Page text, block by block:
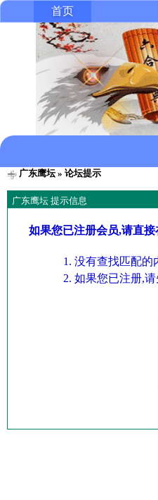
首页
广东鹰坛» 论坛提示
广东鹰坛 提示信息
如果您已注册会员,请直
没有查找匹配的
如果您已注册,